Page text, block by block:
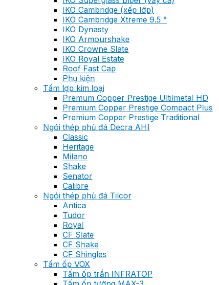
IKO Cambridge (xếp lớp)
IKO Cambridge Xtreme 9.5 °
IKO Dynasty
IKO Armourshake
IKO Crowne Slate
IKO Royal Estate
Roof Fast Cap
Phụ kiện
Tấm lợp kim loại
Premum Copper Prestige Ultilmetal HD
Premium Copper Prestige Compact Plus
Premium Copper Prestige Traditional
Ngói thép phủ đá Decra AHI
Classic
Heritage
Milano
Shake
Senator
Calibre
Ngói thép phủ đá Tilcor
Antica
Tudor
Royal
CF Slate
CF Shake
CF Shingles
Tấm ốp VOX
Tấm ốp trần INFRATOP